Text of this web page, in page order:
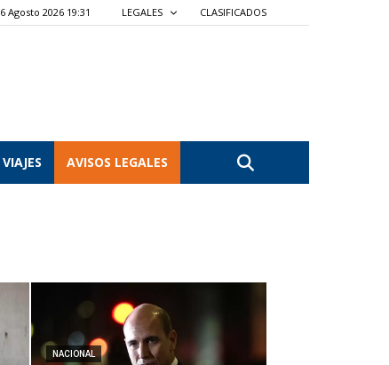
6 Agosto 2026 19:31 LEGALES CLASIFICADOS
VIAJES AVISOS LEGALES
NACIONAL